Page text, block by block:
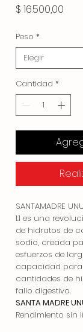
$ 16.500,00
Peso *
Cantidad *
SANTAMADRE
1:1 es una
de hidratos de
sodio, creada
esfuerzos de
capacidad
cantidades de
fallo digestivo.
SANTA MADRE
Rendimiento sin